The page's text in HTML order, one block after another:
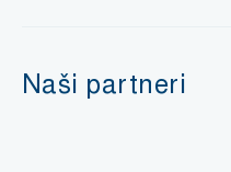
Naši partneri